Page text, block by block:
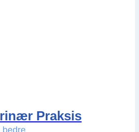
Praksis
bedre